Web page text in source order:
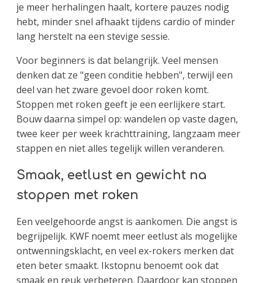
je meer herhalingen haalt, kortere pauzes nodig
hebt, minder snel afhaakt tijdens cardio of minder
lang herstelt na een stevige sessie.
Voor beginners is dat belangrijk. Veel mensen
denken dat ze "geen conditie hebben", terwijl een
deel van het zware gevoel door roken komt.
Stoppen met roken geeft je een eerlijkere start.
Bouw daarna simpel op: wandelen op vaste dagen,
twee keer per week krachttraining, langzaam meer
stappen en niet alles tegelijk willen veranderen.
Smaak, eetlust en gewicht na
stoppen met roken
Een veelgehoorde angst is aankomen. Die angst is
begrijpelijk. KWF noemt meer eetlust als mogelijke
ontwenningsklacht, en veel ex-rokers merken dat
eten beter smaakt. Ikstopnu benoemt ook dat
smaak en reuk verbeteren. Daardoor kan stoppen